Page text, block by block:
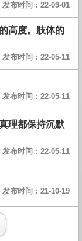
发布时间：22-09-01
高度。肢体的
发布时间：22-05-11
发布时间：22-05-11
理都保持沉默
发布时间：22-05-11
发布时间：21-10-19